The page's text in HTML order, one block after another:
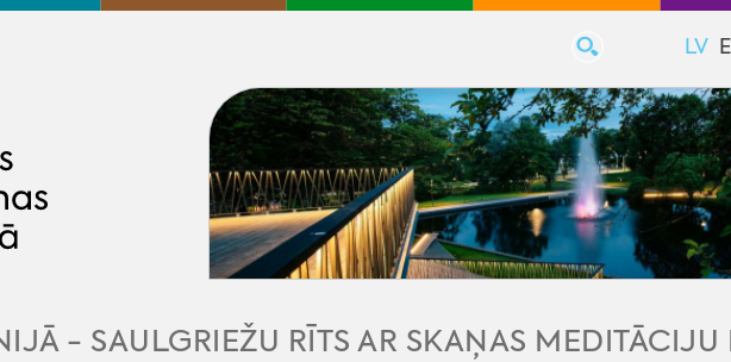
LV
- SAULGRIEŽU RĪTS AR SKAŅAS MEDITĀCIJU